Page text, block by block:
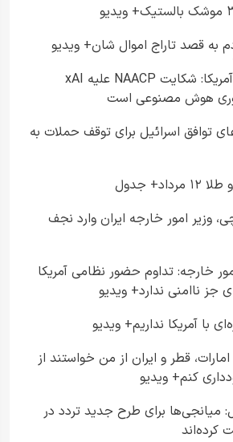
به قصد تاراج اموال شان+ ویدیو
وزارت دادگستری آمریکا: شکایت NAACP علیه xAI
هوش مصنوعی است
توافق اسرائیل برای توقف حملات به
جدول
وزیر امور خارجه ایران وارد نجف
خارجه: تداوم حضور نظامی آمریکا
جز ناامنی ندارد+ ویدیو
با آمریکا نداریم+ ویدیو
قطر و ایران از من خواستند از
کنم+ ویدیو
میانجی‌ها برای طرح جدید تردد در
کرده‌اند